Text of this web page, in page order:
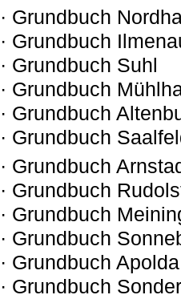
· Grundbuch
· Grundbuch
· Grundbuch Suhl
· Grundbuch
· Grundbuch
· Grundbuch
· Grundbuch
· Grundbuch
· Grundbuch
· Grundbuch
· Grundbuch Apolda
· Grundbuch